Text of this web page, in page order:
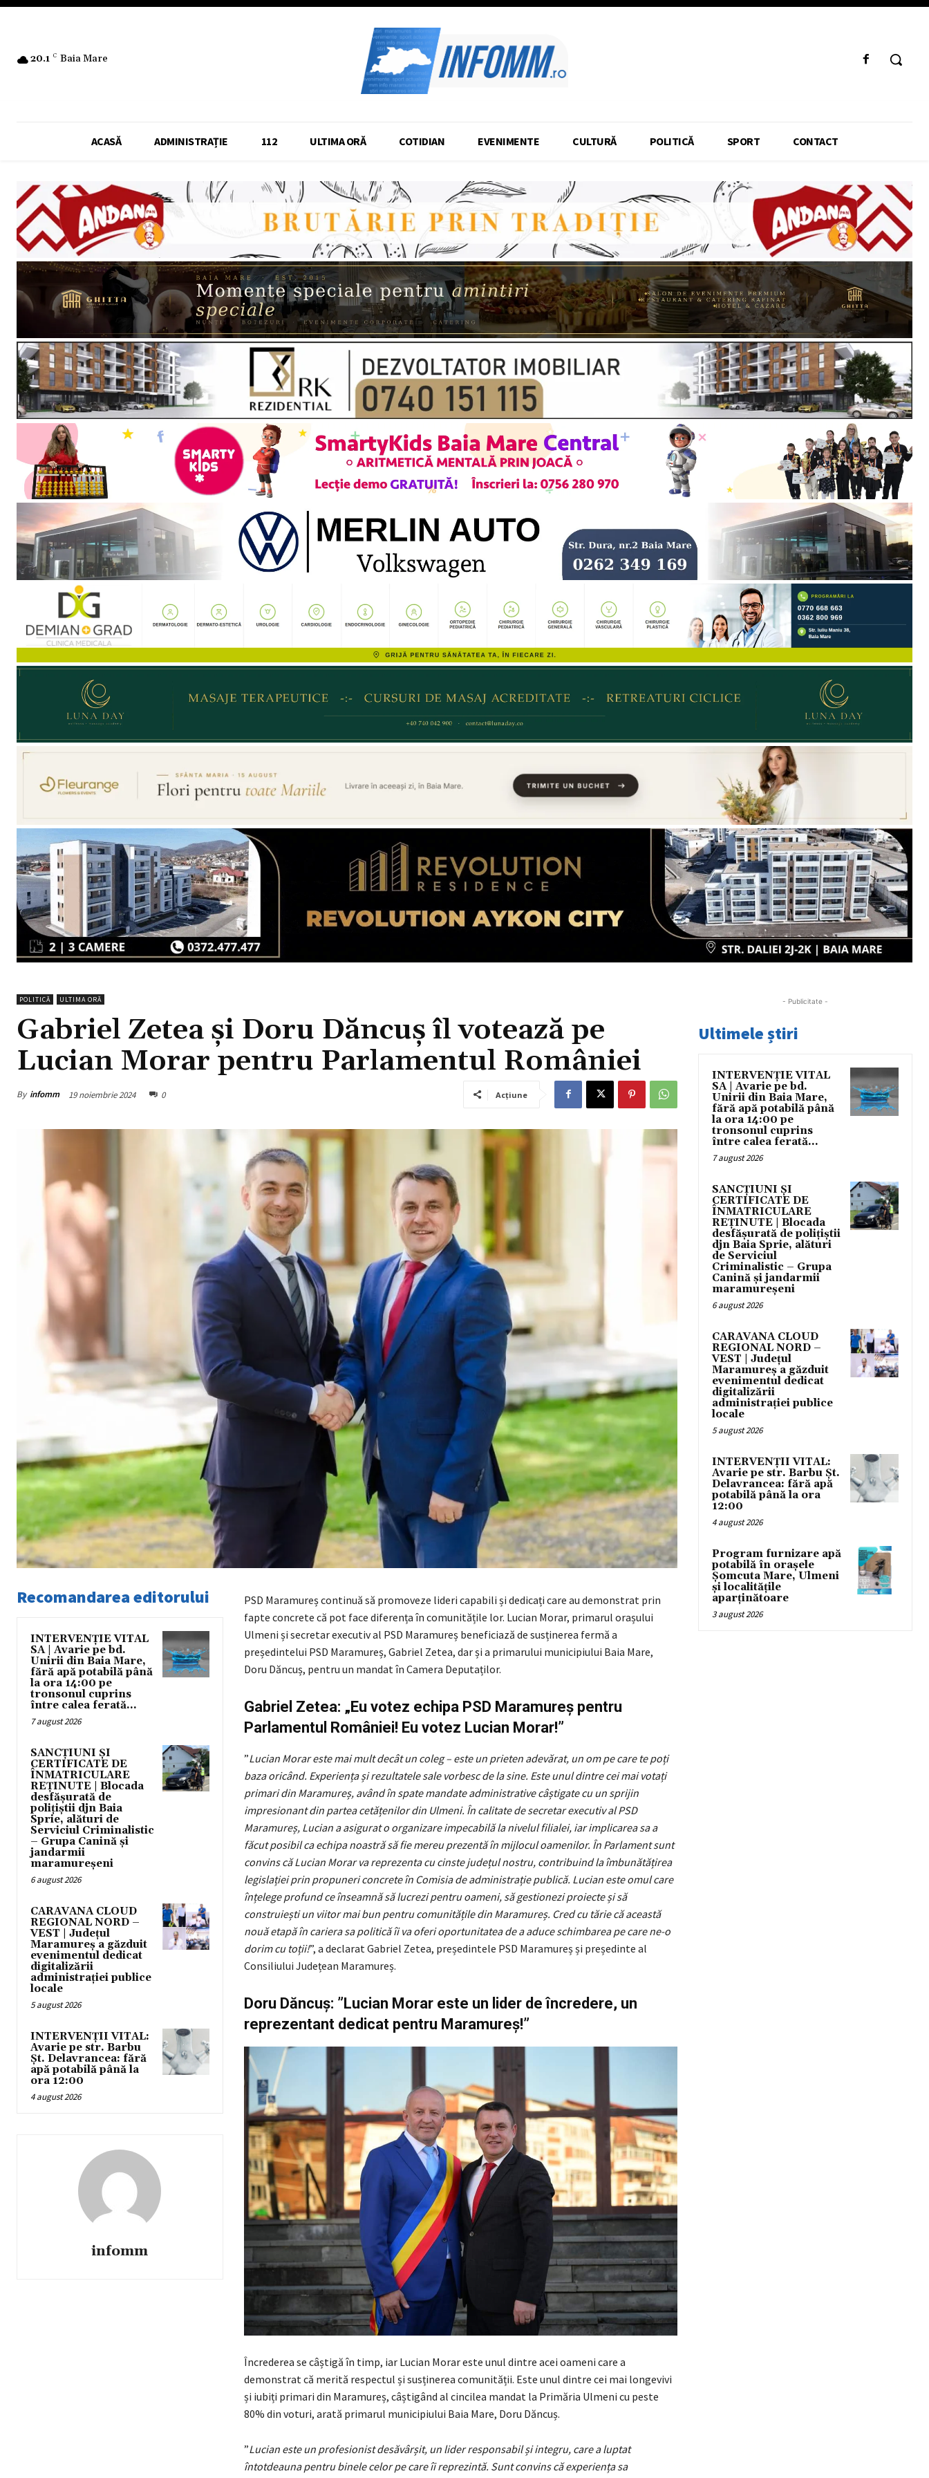
20.1 C Baia Mare
ACASĂ ADMINISTRAȚIE 112 ULTIMA ORĂ COTIDIAN EVENIMENTE CULTURĂ POLITICĂ SPORT CONTACT
POLITICĂ ULTIMA ORĂ
Gabriel Zetea și Doru Dăncuș îl votează pe
Lucian Morar pentru Parlamentul României
By infomm 19 noiembrie 2024 0 Acțiune
Recomandarea editorului
INTERVENȚIE VITAL
SA | Avarie pe bd.
Unirii din Baia Mare,
fără apă potabilă până
la ora 14:00 pe
tronsonul cuprins
între calea ferată...
7 august 2026
SANCȚIUNI ȘI
CERTIFICATE DE
ÎNMATRICULARE
REȚINUTE | Blocada
desfășurată de
polițiștii djn Baia
Sprie, alături de
Serviciul Criminalistic
– Grupa Canină și
jandarmii
maramureșeni
6 august 2026
CARAVANA CLOUD
REGIONAL NORD –
VEST | Județul
Maramureș a găzduit
evenimentul dedicat
digitalizării
administrației publice
locale
5 august 2026
INTERVENȚII VITAL:
Avarie pe str. Barbu
Șt. Delavrancea: fără
apă potabilă până la
ora 12:00
4 august 2026
infomm
PSD Maramureș continuă să promoveze lideri capabili și dedicați care au demonstrat prin
fapte concrete că pot face diferența în comunitățile lor. Lucian Morar, primarul orașului
Ulmeni și secretar executiv al PSD Maramureș beneficiază de susținerea fermă a
președintelui PSD Maramureș, Gabriel Zetea, dar și a primarului municipiului Baia Mare,
Doru Dăncuș, pentru un mandat în Camera Deputaților.
Gabriel Zetea: „Eu votez echipa PSD Maramureș pentru
Parlamentul României! Eu votez Lucian Morar!”
”Lucian Morar este mai mult decât un coleg – este un prieten adevărat, un om pe care te poți
baza oricând. Experiența și rezultatele sale vorbesc de la sine. Este unul dintre cei mai votați
primari din Maramureș, având în spate mandate administrative câștigate cu un sprijin
impresionant din partea cetățenilor din Ulmeni. În calitate de secretar executiv al PSD
Maramureș, Lucian a asigurat o organizare impecabilă la nivelul filialei, iar implicarea sa a
făcut posibil ca echipa noastră să fie mereu prezentă în mijlocul oamenilor. În Parlament sunt
convins că Lucian Morar va reprezenta cu cinste județul nostru, contribuind la îmbunătățirea
legislației prin propuneri concrete în Comisia de administrație publică. Lucian este omul care
înțelege profund ce înseamnă să lucrezi pentru oameni, să gestionezi proiecte și să
construiești un viitor mai bun pentru comunitățile din Maramureș. Cred cu tărie că această
nouă etapă în cariera sa politică îi va oferi oportunitatea de a aduce schimbarea pe care ne-o
dorim cu toții!”, a declarat Gabriel Zetea, președintele PSD Maramureș și președinte al
Consiliului Județean Maramureș.
Doru Dăncuș: ”Lucian Morar este un lider de încredere, un
reprezentant dedicat pentru Maramureș!”
Încrederea se câștigă în timp, iar Lucian Morar este unul dintre acei oameni care a
demonstrat că merită respectul și susținerea comunității. Este unul dintre cei mai longevivi
și iubiți primari din Maramureș, câștigând al cincilea mandat la Primăria Ulmeni cu peste
80% din voturi, arată primarul municipiului Baia Mare, Doru Dăncuș.
”Lucian este un profesionist desăvârșit, un lider responsabil și integru, care a luptat
întotdeauna pentru binele celor pe care îi reprezintă. Sunt convins că experiența sa
- Publicitate -
Ultimele știri
INTERVENȚIE VITAL
SA | Avarie pe bd.
Unirii din Baia Mare,
fără apă potabilă până
la ora 14:00 pe
tronsonul cuprins
între calea ferată...
7 august 2026
SANCȚIUNI ȘI
CERTIFICATE DE
ÎNMATRICULARE
REȚINUTE | Blocada
desfășurată de polițiștii
djn Baia Sprie, alături
de Serviciul
Criminalistic – Grupa
Canină și jandarmii
maramureșeni
6 august 2026
CARAVANA CLOUD
REGIONAL NORD –
VEST | Județul
Maramureș a găzduit
evenimentul dedicat
digitalizării
administrației publice
locale
5 august 2026
INTERVENȚII VITAL:
Avarie pe str. Barbu Șt.
Delavrancea: fără apă
potabilă până la ora
12:00
4 august 2026
Program furnizare apă
potabilă în orașele
Șomcuta Mare, Ulmeni
și localitățile
aparținătoare
3 august 2026